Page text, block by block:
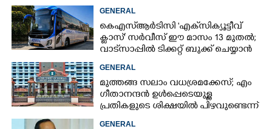
GENERAL
കെഎസ്‌ആർടിസി 'എക്‌സിക്യൂട്ടീവ്
ക്ളാസ്' സർവീസ് ഈ മാസം 13 മുതൽ;
വാട്‌സാപ്പിൽ ടിക്കറ്റ് ബുക്ക് ചെയ്യാൻ
GENERAL
മുത്തങ്ങ സലാം വധശ്രമക്കേസ്; എം
ഗീതാനന്ദൻ ഉൾപ്പെടെയുള്ള
പ്രതികളുടെ ശിക്ഷയിൽ പിഴവുണ്ടെന്ന്
GENERAL